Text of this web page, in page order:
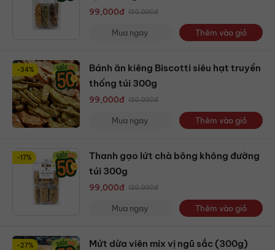
99,000đ 150,000đ
Mua ngay Thêm vào giỏ
-34%
Bánh ăn kiêng Biscotti siêu hạt truyền
thống túi 300g
99,000đ 150,000đ
Mua ngay Thêm vào giỏ
-17%
Thanh gạo lứt chà bông không đường
túi 300g
99,000đ 120,000đ
Mua ngay Thêm vào giỏ
-27% Mứt dừa viên mix vị ngũ sắc (300g)